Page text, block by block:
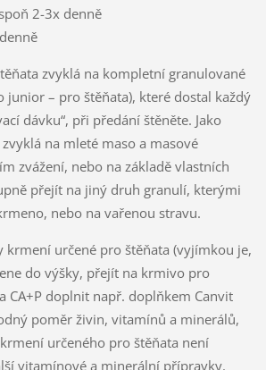
2-3x denně
zvyklá na kompletní granulované
junior – pro štěňata), které dostal každý
dávku“, při předání štěněte. Jako
na mleté maso a masové
zvážení, nebo na základě vlastních
přejít na jiný druh granulí, kterými
nebo na vařenou stravu.
krmení určené pro štěňata (vyjímkou je,
do výšky, přejít na krmivo pro
CA+P doplnit např. doplňkem Canvit
poměr živin, vitamínů a minerálů,
určeného pro štěňata není
vitamínové a minerální přípravky.